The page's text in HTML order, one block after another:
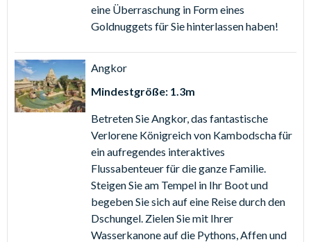
eine Überraschung in Form eines
Goldnuggets für Sie hinterlassen haben!
Angkor
Mindestgröße: 1.3m
Betreten Sie Angkor, das fantastische
Verlorene Königreich von Kambodscha für
ein aufregendes interaktives
Flussabenteuer für die ganze Familie.
Steigen Sie am Tempel in Ihr Boot und
begeben Sie sich auf eine Reise durch den
Dschungel. Zielen Sie mit Ihrer
Wasserkanone auf die Pythons, Affen und